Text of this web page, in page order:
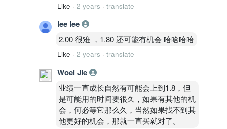
Like · 2 years · translate
lee lee
2.00 很难 ，1.80 还可能有机会 哈哈哈哈
Like · 2 years · translate
Woei Jie
业绩一直成长自然有可能会上到1.8，但
是可能用的时间要很久，如果有其他的机
会，何必等它那么久，当然如果找不到其
他更好的机会，那就一直买就对了。